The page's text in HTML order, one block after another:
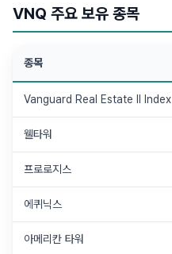
VNQ 주요 보유 종목
종목
Vanguard Real Estate II Index
웰타워
프로로지스
에퀴닉스
아메리칸 타워